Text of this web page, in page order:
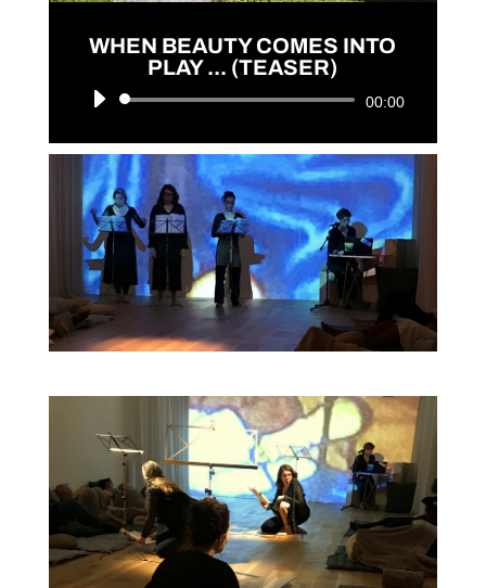
WHEN BEAUTY COMES INTO
PLAY ... (TEASER)
Audio
00:00